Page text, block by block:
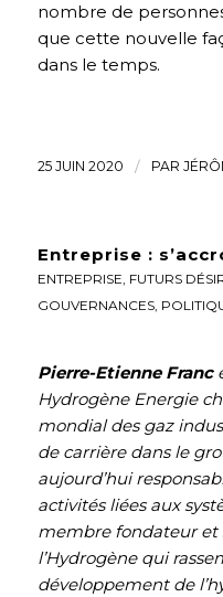
nombre de
que cette nouvelle
dans le temps.
25 JUIN 2020 / PAR
Entreprise :
ENTREPRISE FUTURS
GOUVERNANCES,
Pierre-Etienne Franc
Hydrogène Energie
mondial des gaz
de carrière dans le
aujourd’hui
activités liées aux
membre fondateur et
l’Hydrogène qui
développement de